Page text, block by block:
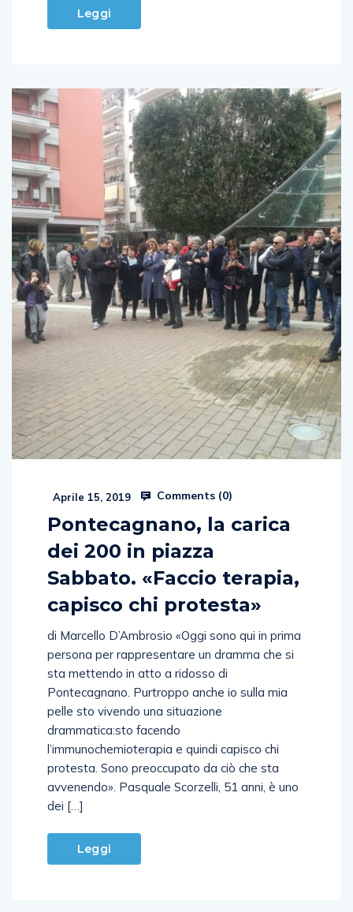
Leggi
Aprile 15, 2019 Comments (0)
Pontecagnano, la carica
dei 200 in piazza
Sabbato. «Faccio terapia,
capisco chi protesta»
di Marcello D’Ambrosio «Oggi sono qui in prima
persona per rappresentare un dramma che si
sta mettendo in atto a ridosso di
Pontecagnano. Purtroppo anche io sulla mia
pelle sto vivendo una situazione
drammatica:sto facendo
l’immunochemioterapia e quindi capisco chi
protesta. Sono preoccupato da ciò che sta
avvenendo». Pasquale Scorzelli, 51 anni, è uno
dei […]
Leggi